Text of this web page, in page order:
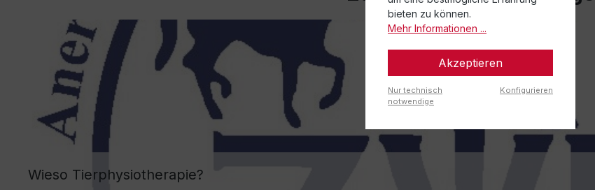
Wieso Tierphysiotherapie?
bieten zu können.
Mehr Informationen ...
Akzeptieren
Nur technisch
notwendige
Konfigurieren